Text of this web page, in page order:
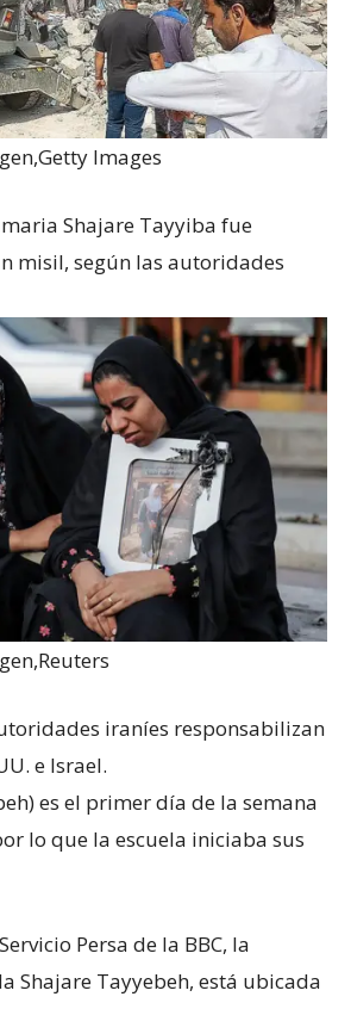
Getty Images
Shajare Tayyiba fue
misil, según las autoridades
Reuters
iraníes responsabilizan
e Israel.
es el primer día de la semana
lo que la escuela iniciaba sus
Persa de la BBC, la
Shajare Tayyebeh, está ubicada